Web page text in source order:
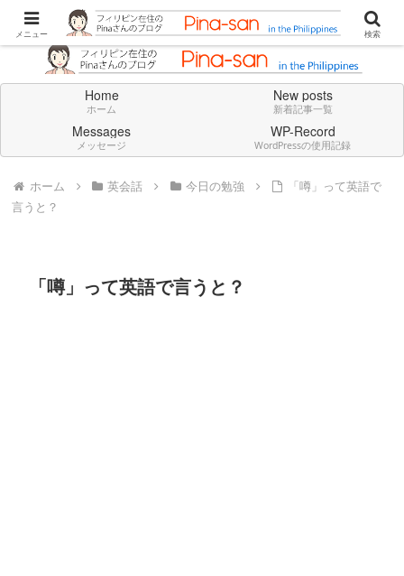
Don't think deeply. Feel always in English.
Home
ホーム
New posts
新着記事一覧
Messages
メッセージ
WP-Record
WordPressの使用記録
ホーム 英会話 今日の勉強
「噂」って英語で
言うと？
「噂」って英語で言うと？
メニュー 検索